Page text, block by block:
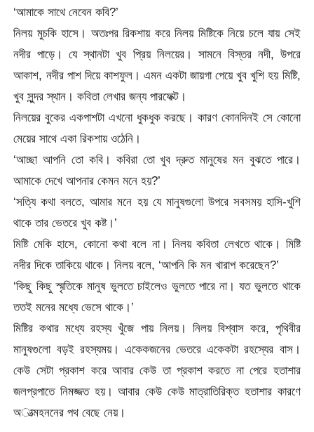
‘আমাকে সাথে নেবেন কবি?’
নিলয় মুচকি হাসে। অতঃপর রিকশায় করে নিলয় মিষ্টিকে নিয়ে চলে যায় সেই
নদীর পাড়ে। যে স্থানটা খুব প্রিয় নিলয়ের। সামনে বিস্তর নদী, উপরে
আকাশ, নদীর পাশ দিয়ে কাশফুল। এমন একটা জায়গা পেয়ে খুব খুশি হয় মিষ্টি,
খুব সুন্দর স্থান। কবিতা লেখার জন্য পারফেক্ট।
নিলয়ের বুকের একপাশটা এখনো ধুকধুক করছে। কারণ কোনদিনই সে কোনো
মেয়ের সাথে একা রিকশায় ওঠেনি।
‘আচ্ছা আপনি তো কবি। কবিরা তো খুব দ্রুত মানুষের মন বুঝতে পারে।
আমাকে দেখে আপনার কেমন মনে হয়?’
‘সত্যি কথা বলতে, আমার মনে হয় যে মানুষগুলো উপরে সবসময় হাসি-খুশি
থাকে তার ভেতরে খুব কষ্ট।’
মিষ্টি মেকি হাসে, কোনো কথা বলে না। নিলয় কবিতা লেখতে থাকে। মিষ্টি
নদীর দিকে তাকিয়ে থাকে। নিলয় বলে, ‘আপনি কি মন খারাপ করেছেন?’
‘কিছু কিছু স্মৃতিকে মানুষ ভুলতে চাইলেও ভুলতে পারে না। যত ভুলতে থাকে
ততই মনের মধ্যে ভেসে থাকে।’
মিষ্টির কথার মধ্যে রহস্য খুঁজে পায় নিলয়। নিলয় বিশ্বাস করে, পৃথিবীর
মানুষগুলো বড়ই রহস্যময়। একেকজনের ভেতরে একেকটা রহস্যের বাস।
কেউ সেটা প্রকাশ করে আবার কেউ তা প্রকাশ করতে না পেরে হতাশার
জলপ্রপাতে নিমজ্জত হয়। আবার কেউ কেউ মাত্রাতিরিক্ত হতাশার কারণে
অাত্মহননের পথ বেছে নেয়।